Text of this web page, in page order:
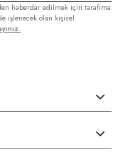
haberdar edilmek için tarafıma
işlenecek olan kişisel